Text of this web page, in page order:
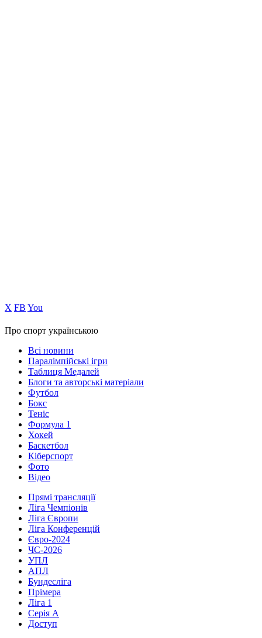
Х FB You
Про спорт українською
Всі новини
Паралімпійські ігри
Таблиця Медалей
Блоги та авторські матеріали
Футбол
Бокс
Теніс
Формула 1
Хокей
Баскетбол
Кіберспорт
Фото
Відео
Прямі трансляції
Ліга Чемпіонів
Ліга Європи
Ліга Конференцій
Євро-2024
ЧС-2026
УПЛ
АПЛ
Бундесліга
Прімера
Ліга 1
Серія А
Доступ